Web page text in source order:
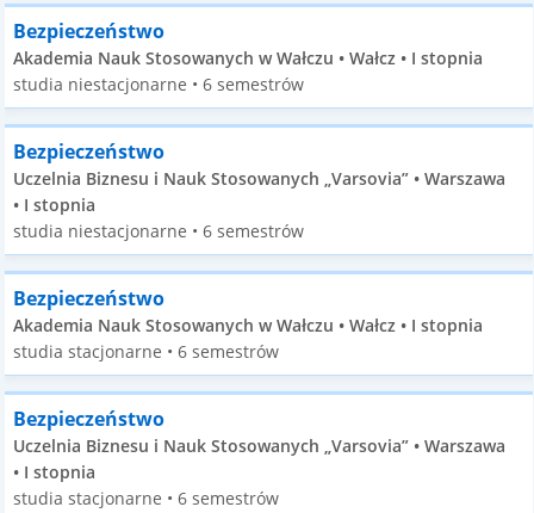
Bezpieczeństwo
Akademia Nauk Stosowanych w Wałczu • Wałcz • I stopnia
studia niestacjonarne • 6 semestrów
Bezpieczeństwo
Uczelnia Biznesu i Nauk Stosowanych „Varsovia” • Warszawa
• I stopnia
studia niestacjonarne • 6 semestrów
Bezpieczeństwo
Akademia Nauk Stosowanych w Wałczu • Wałcz • I stopnia
studia stacjonarne • 6 semestrów
Bezpieczeństwo
Uczelnia Biznesu i Nauk Stosowanych „Varsovia” • Warszawa
• I stopnia
studia stacjonarne • 6 semestrów